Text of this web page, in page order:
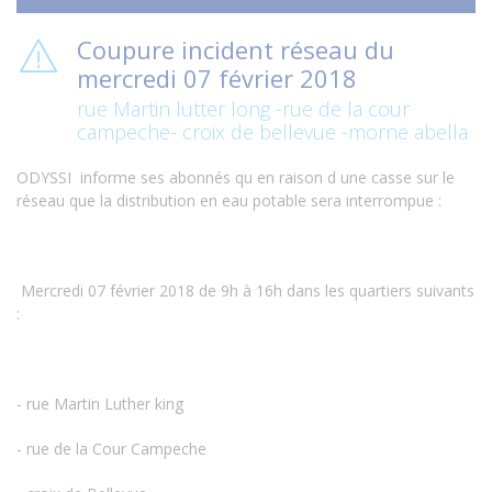
Coupure incident réseau du
mercredi 07 février 2018
rue Martin lutter long -rue de la cour
campeche- croix de bellevue -morne abella
ODYSSI informe ses abonnés qu en raison d une casse sur le
réseau que la distribution en eau potable sera interrompue :
Mercredi 07 février 2018 de 9h à 16h dans les quartiers suivants
:
- rue Martin Luther king
- rue de la Cour Campeche